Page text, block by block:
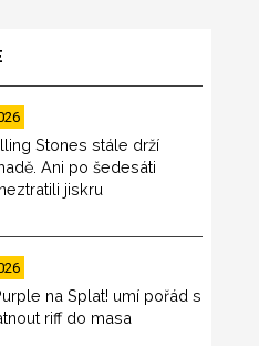
Stones stále drží
Ani po šedesáti
jiskru
na Splat! umí pořád s
riff do masa